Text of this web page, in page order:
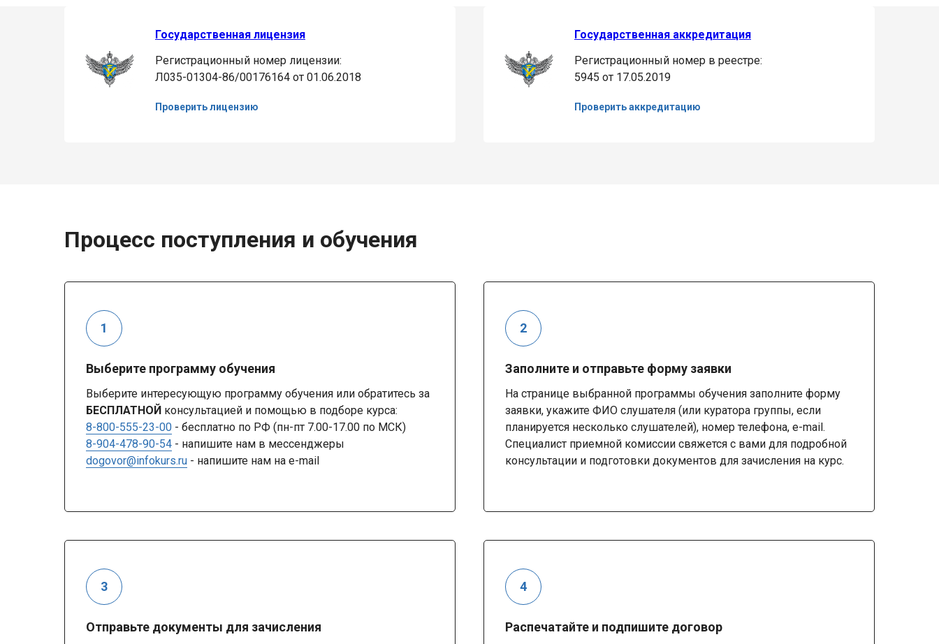
Государственная лицензия
Регистрационный номер лицензии:
Л035-01304-86/00176164 от 01.06.2018
Проверить лицензию
Государственная аккредитация
Регистрационный номер в реестре:
5945 от 17.05.2019
Проверить аккредитацию
Процесс поступления и обучения
Выберите программу обучения
Выберите интересующую программу обучения или обратитесь за
БЕСПЛАТНОЙ консультацией и помощью в подборе курса:
8-800-555-23-00 - бесплатно по РФ (пн-пт 7.00-17.00 по МСК)
8-904-478-90-54 - напишите нам в мессенджеры
dogovor@infokurs.ru - напишите нам на e-mail
Заполните и отправьте форму заявки
На странице выбранной программы обучения заполните форму
заявки, укажите ФИО слушателя (или куратора группы, если
планируется несколько слушателей), номер телефона, e-mail.
Специалист приемной комиссии свяжется с вами для подробной
консультации и подготовки документов для зачисления на курс.
Отправьте документы для зачисления Распечатайте и подпишите договор